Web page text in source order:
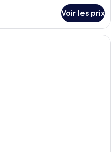
Voir les prix
Suite Junior, vue jardin | Literie de